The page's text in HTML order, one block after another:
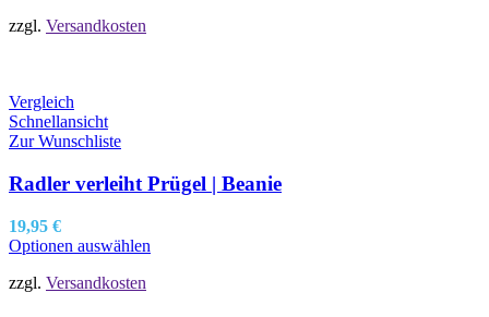
zzgl. Versandkosten
Vergleich
Schnellansicht
Zur Wunschliste
Radler verleiht Prügel | Beanie
19,95 €
Optionen auswählen
zzgl. Versandkosten